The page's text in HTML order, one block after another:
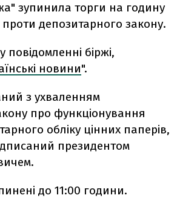
зупинила торги на годину
проти депозитарного закону.
повідомленні біржі,
новини".
з ухваленням
про функціонування
обліку цінних паперів,
президентом
до 11:00 години.